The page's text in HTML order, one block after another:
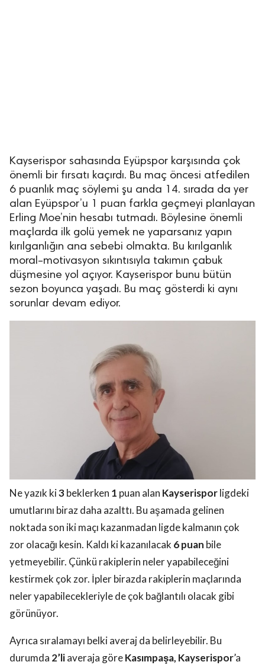
Kayserispor sahasında Eyüpspor karşısında çok
önemli bir fırsatı kaçırdı. Bu maç öncesi atfedilen
6 puanlık maç söylemi şu anda 14. sırada da yer
alan Eyüpspor’u 1 puan farkla geçmeyi planlayan
Erling Moe’nin hesabı tutmadı. Böylesine önemli
maçlarda ilk golü yemek ne yaparsanız yapın
kırılganlığın ana sebebi olmakta. Bu kırılganlık
moral–motivasyon sıkıntısıyla takımın çabuk
düşmesine yol açıyor. Kayserispor bunu bütün
sezon boyunca yaşadı. Bu maç gösterdi ki aynı
sorunlar devam ediyor.
Ne yazık ki3beklerken 1 puan alan Kayserisporligdeki
umutlarını biraz daha azalttı. Bu aşamada gelinen
noktada son iki maçı kazanmadan ligde kalmanın çok
zor olacağı kesin. Kaldı ki kazanılacak 6 puan bile
yetmeyebilir. Çünkü rakiplerin neler yapabileceğini
kestirmek çok zor. İpler birazda rakiplerin maçlarında
neler yapabilecekleriyle de çok bağlantılı olacak gibi
görünüyor.
Ayrıca sıralamayı belki averaj da belirleyebilir. Bu
durumda 2’liaveraja göreKasımpaşa, Kayserispor’a